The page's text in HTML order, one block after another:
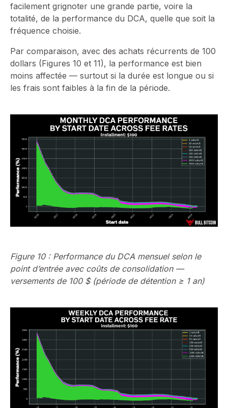
facilement grignoter une grande partie, voire la
totalité, de la performance du DCA, quelle que soit la
fréquence choisie.
Par comparaison, avec des achats récurrents de 100
dollars (Figures 10 et 11), la performance est bien
moins affectée — surtout si la durée est longue ou si
les frais sont faibles à la fin de la période.
Figure 10 : Performance du DCA mensuel selon le
point d’entrée avec coûts de consolidation —
versements de 100 $ (période de détention ≥ 1 an)